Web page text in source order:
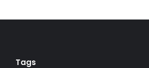
Tags